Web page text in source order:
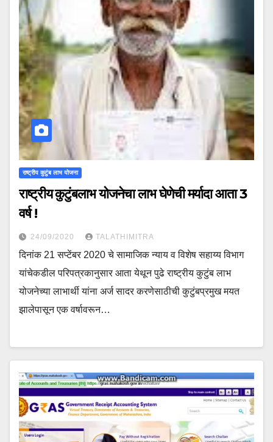
राष्ट्रीय कुटुंब लाभ योजना
राष्ट्रीय कुटुंबलाभ योजनेचा लाभ घेणेची मर्यादा आता 3
वर्ष !
24/09/2020 TALATHIMITRA
दिनांक 21 सप्टेंबर 2020 चे सामाजिक न्याय व विशेष सहाय्य विभाग
यांचेकडील परिपत्रकानुसार आता येथून पुढे राष्ट्रीय कुटुंब लाभ
योजनेच्या लाभार्थी यांना अर्ज सादर करणेसाठीची कुटुंबप्रमुख मयत
झालेपासून एक वर्षावरून…